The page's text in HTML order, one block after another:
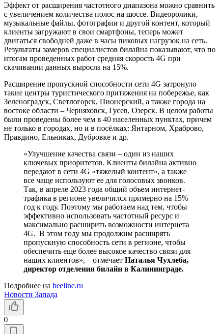
Эффект от расширения частотного диапазона можно сравнить
с увеличением количества полос на шоссе. Видеоролики,
музыкальные файлы, фотографии и другой контент, который
клиенты загружают в свои смартфоны, теперь может
двигаться свободней даже в часы пиковых нагрузок на сеть.
Результаты замеров специалистов билайна показывают, что по
итогам проведенных работ средняя скорость 4G при
скачивании данных выросла на 15%.
Расширение пропускной способности сети 4G затронуло
такие центры туристического притяжения на побережье, как
Зеленоградск, Светлогорск, Пионерский, а также города на
востоке области – Черняховск, Гусев, Озерск. В целом работы
были проведены более чем в 40 населенных пунктах, причем
не только в городах, но и в посёлках: Янтарном, Храброво,
Правдино, Ельниках, Дубровке и др.
«Улучшение качества связи – один из наших
ключевых приоритетов. Клиенты билайна активно
передают в сети 4G «тяжелый контент», а также
все чаще используют ее для голосовых звонков.
Так, в апреле 2023 года общий объем интернет-
трафика в регионе увеличился примерно на 15%
год к году. Поэтому мы работаем над тем, чтобы
эффективно использовать частотный ресурс и
максимально расширить возможности интернета
4G. В этом году мы продолжим расширять
пропускную способность сети в регионе, чтобы
обеспечить еще более высокое качество связи для
наших клиентов», – отмечает Наталья Чухлеба,
директор отделения билайн в Калининграде.
Подробнее на beeline.ru
Новости Запада
0